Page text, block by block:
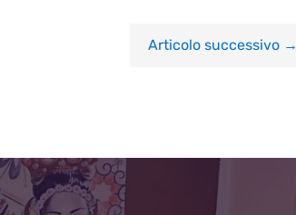
Articolo successivo→